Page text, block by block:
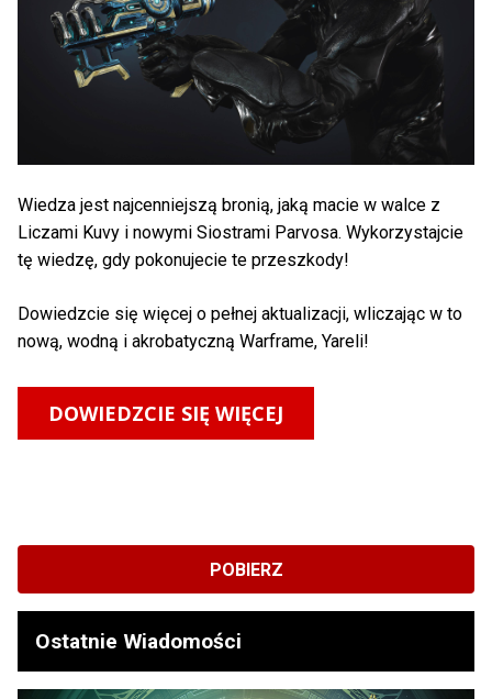
Wiedza jest najcenniejszą bronią, jaką macie w walce z
Liczami Kuvy i nowymi Siostrami Parvosa. Wykorzystajcie
tę wiedzę, gdy pokonujecie te przeszkody!
Dowiedzcie się więcej o pełnej aktualizacji, wliczając w to
nową, wodną i akrobatyczną Warframe, Yareli!
DOWIEDZCIE SIĘ WIĘCEJ
POBIERZ
Ostatnie Wiadomości